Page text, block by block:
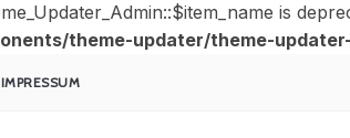
is
theme-updater/theme-
IMPRESSUM